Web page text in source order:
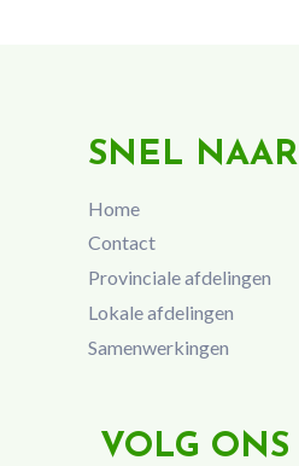
SNEL NAAR
Home
Contact
Provinciale afdelingen
Lokale afdelingen
Samenwerkingen
VOLG ONS